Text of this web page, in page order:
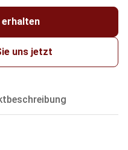
erhalten
uns jetzt